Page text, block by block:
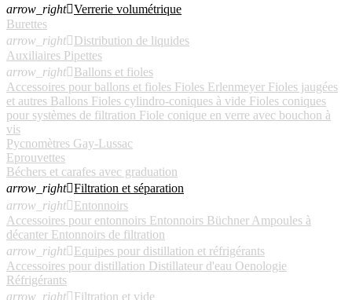
arrow_rightVerrerie volumétrique
Burettes
arrow_right Distribution de liquides
Auxiliaires Pipettes
arrow_right Ballons et fioles
Accessoires pour ballons et fioles Fioles Erlenmeyer Fioles jaugées
et autres Ballons Fioles cylindro-coniques à vide Fioles coniques
pour systèmes de filtration Fiole conique en verre avec bouchon à
vis
Pycnomètres Gay-Lussac
Eprouvettes
Béchers et carafes avec graduation
arrow_rightFiltration et séparation
arrow_right Entonnoirs
Accessoires pour entonnoirs Entonnoirs Büchner Ampoules à
décanter Entonnoirs de filtration
arrow_right Equipes pour distillation et réfrigérants
Accessoires pour distillation Distillateur d'eau Oenologie
Réfrigérants
arrow_right Filtration et vide